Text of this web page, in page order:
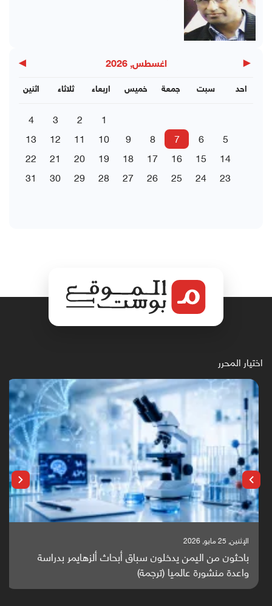
◀ اغسطس, 2026 ▶
اثنين ثلاثاء اربعاء خميس جمعة سبت احد
1
2
3
4
5
6
7
8
9
10
11
12
13
14
15
16
17
18
19
20
21
22
23
24
25
26
27
28
29
30
31
اختيار المحرر
الإثنين, 25 مايو, 2026
باحثون من اليمن يدخلون سباق أبحاث ألزهايمر بدراسة
واعدة منشورة عالميا (ترجمة)